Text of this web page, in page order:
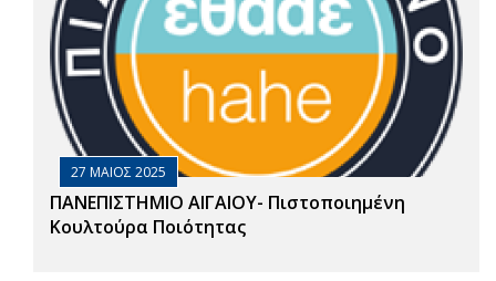
27 ΜΑΙΟΣ 2025
ΠΑΝΕΠΙΣΤΗΜΙΟ ΑΙΓΑΙΟΥ- Πιστοποιημένη
Κουλτούρα Ποιότητας